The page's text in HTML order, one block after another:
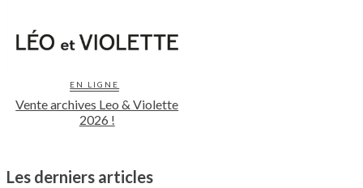
EN LIGNE
Vente archives Leo & Violette
2026 !
Les derniers articles